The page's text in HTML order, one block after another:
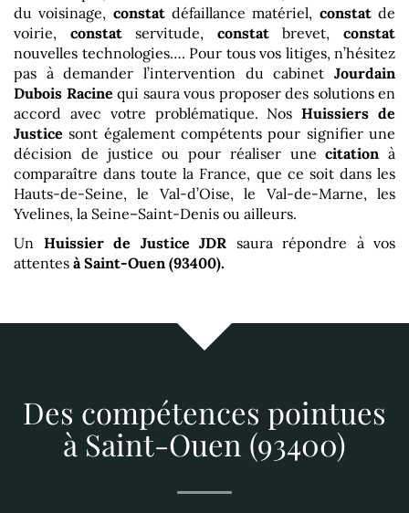
du voisinage, constatdéfaillance matériel, constatde
voirie, constatservitude, constatbrevet,constat
nouvelles technologies…. Pour tous vos litiges, n’hésitez
pas à demander l’intervention du cabinet Jourdain
Dubois Racine qui saura vous proposer des solutions en
accord avec votre problématique. NosHuissiers de
Justice sont également compétents pour signifier une
décision de justice ou pour réaliser unecitation à
comparaître dans toute la France, que ce soit dans les
Hauts-de-Seine, le Val-d’Oise, le Val-de-Marne, les
Yvelines, la Seine–Saint-Denis ou ailleurs.
Un Huissier de Justice JDR saura répondre à vos
attentes à Saint-Ouen (93400).
Des compétences pointues
à Saint-Ouen (93400)